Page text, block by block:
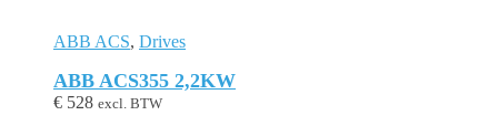
ABB ACS, Drives
ABB ACS355 2,2KW
€ 528 excl. BTW